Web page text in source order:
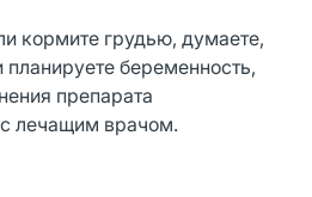
кормите грудью, думаете,
планируете беременность,
препарата
с лечащим врачом.